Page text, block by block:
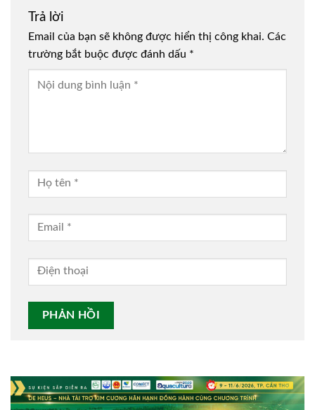
Trả lời
Email của bạn sẽ không được hiển thị công khai. Các
trường bắt buộc được đánh dấu *